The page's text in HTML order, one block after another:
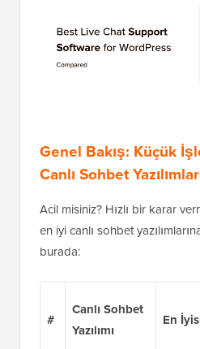
Genel Bakış: Küçük
Canlı Sohbet
Acil misiniz? Hızlı bir karar
en iyi canlı sohbet
burada:
#
Canlı Sohbet
Yazılımı
En